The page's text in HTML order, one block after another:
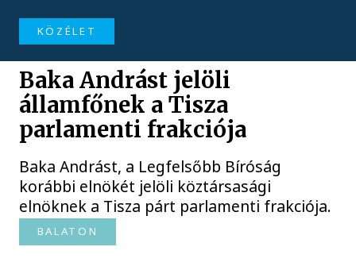
KÖZÉLET
Baka Andrást jelöli
államfőnek a Tisza
parlamenti frakciója
Baka Andrást, a Legfelsőbb Bíróság
korábbi elnökét jelöli köztársasági
elnöknek a Tisza párt parlamenti frakciója.
BALATON